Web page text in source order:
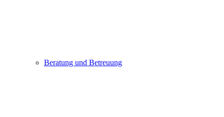
Beratung und Betreuung